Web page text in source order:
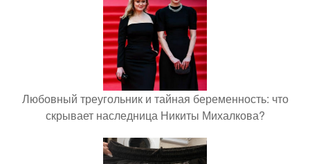
Любовный треугольник и тайная беременность: что
скрывает наследница Никиты Михалкова?